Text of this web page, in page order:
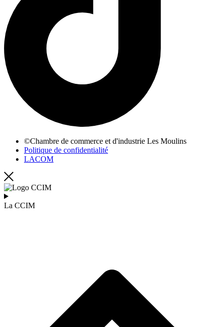
©Chambre de commerce et d'industrie Les Moulins
Politique de confidentialité
LACOM
La CCIM